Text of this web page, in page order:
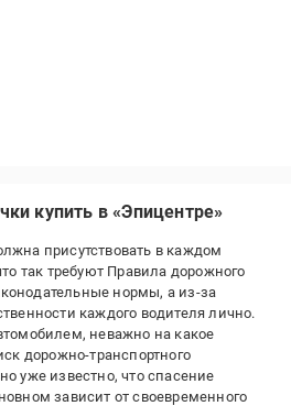
купить в «Эпицентре»
присутствовать в каждом
так требуют Правила дорожного
нормы, а из-за
каждого водителя лично.
неважно на какое
дорожно-транспортного
уже известно, что спасение
зависит от своевременного